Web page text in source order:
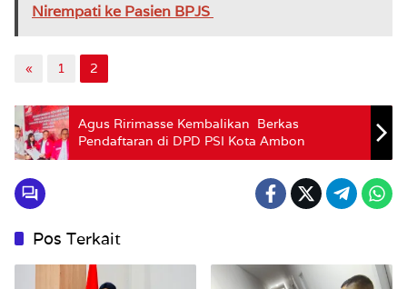
Nirempati ke Pasien BPJS
« 1 2
Agus Ririmasse Kembalikan Berkas
Pendaftaran di DPD PSI Kota Ambon
Pos Terkait